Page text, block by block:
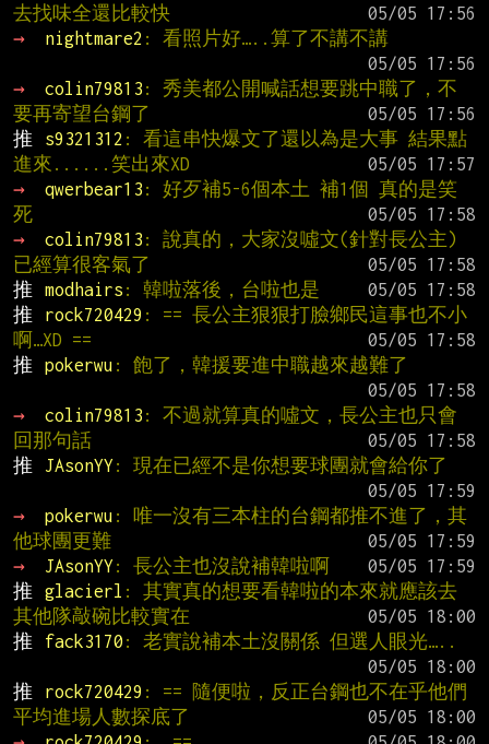
去找味全還比較快
→
nightmare2 : 看照片好…..算了不講不講
→
colin79813 : 秀美都公開喊話想要跳中職了，不
要再寄望台鋼了
推
s9321312 : 看這串快爆文了還以為是大事 結果點
進來......笑出來XD
→
qwerbear13 : 好歹補5-6個本土 補1個 真的是笑
死
→
colin79813 : 說真的，大家沒噓文(針對長公主)
已經算很客氣了
推
modhairs : 韓啦落後，台啦也是
推
rock720429 : == 長公主狠狠打臉鄉民這事也不小
啊…XD ==
推
pokerwu : 飽了，韓援要進中職越來越難了
→
colin79813 : 不過就算真的噓文，長公主也只會
回那句話
推
JAsonYY : 現在已經不是你想要球團就會給你了
→
pokerwu : 唯一沒有三本柱的台鋼都推不進了，其
他球團更難
→
JAsonYY : 長公主也沒說補韓啦啊
推
glacierl : 其實真的想要看韓啦的本來就應該去
其他隊敲碗比較實在
推
fack3170 : 老實說補本土沒關係 但選人眼光…..
推
rock720429 : == 隨便啦，反正台鋼也不在乎他們
平均進場人數探底了